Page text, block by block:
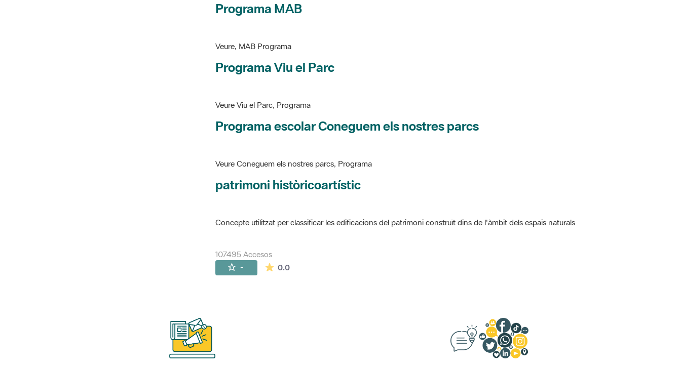
Programa MAB
Veure, MAB Programa
Programa Viu el Parc
Veure Viu el Parc, Programa
Programa escolar Coneguem els nostres parcs
Veure Coneguem els nostres parcs, Programa
patrimoni històricoartístic
Concepte utilitzat per classificar les edificacions del patrimoni construït dins de l'àmbit dels espais naturals
107495 Accesos
- 0.0La valoración media es de 0 estrellas de 5.